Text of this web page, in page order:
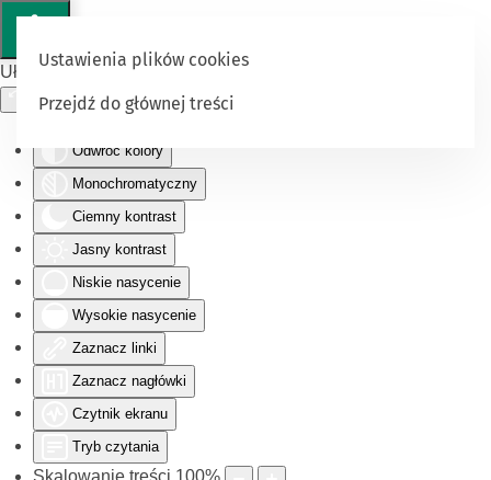
Ułatwienia dostępu
Odwróć kolory
Monochromatyczny
Ciemny kontrast
Jasny kontrast
Niskie nasycenie
Wysokie nasycenie
Zaznacz linki
Zaznacz nagłówki
Czytnik ekranu
Tryb czytania
Ustawienia plików cookies
Przejdź do głównej treści